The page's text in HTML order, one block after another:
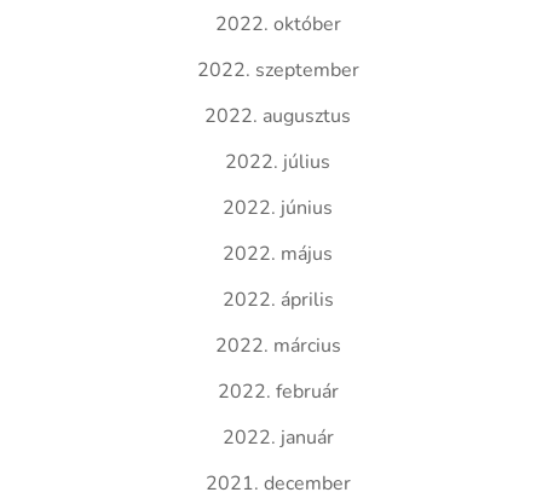
2022. október
2022. szeptember
2022. augusztus
2022. július
2022. június
2022. május
2022. április
2022. március
2022. február
2022. január
2021. december